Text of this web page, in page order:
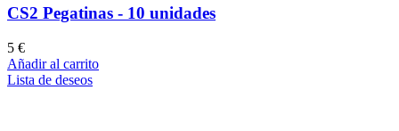
CS2 Pegatinas - 10 unidades
5 €
Añadir al carrito
Lista de deseos